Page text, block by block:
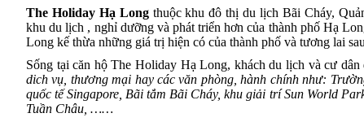
The Holiday Hạ Longthuộc khu đô thị du lịch Bãi Cháy,
khu du lịch , nghỉ dưỡng và phát triển hơn của thành phố Hạ
Long kế thừa những giá trị hiện có của thành phố và tương lai
Sống tại căn hộ The Holiday Hạ Long, khách du lịch và cư dân
dich vụ, thương mại hay các văn phòng, hành chính như:
quốc tế Singapore, Bãi tắm Bãi Cháy, khu giải trí Sun World
Tuần Châu, ……